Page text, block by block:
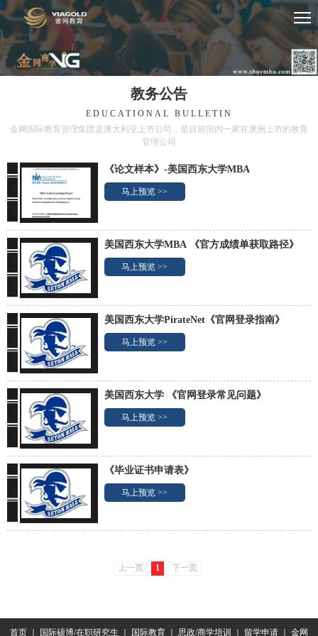
教务公告
EDUCATIONAL BULLETIN
金网国际教育管理集团是澳大利亚上市公司，是目前国内一家在澳洲上市的教育
管理公司
《论文样本》-美国西东大学MBA
马上预览 >>
美国西东大学MBA 《官方成绩单获取路径》
马上预览 >>
美国西东大学PirateNet《官网登录指南》
马上预览 >>
美国西东大学 《官网登录常见问题》
马上预览 >>
《毕业证书申请表》
马上预览 >>
上一页 1 下一页
首页 国际硕博/在职研究生 国际教育 思政/商学培训 留学申请 金网